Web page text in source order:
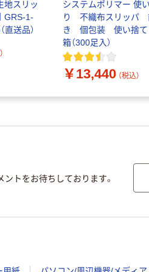
地スリッ
GRS-1-
送品）
システムポリマー 使
り 不織布スリッパ
き 個包装 使い捨
箱（300足入）
￥13,440 （税込）
トをお待ちしております。